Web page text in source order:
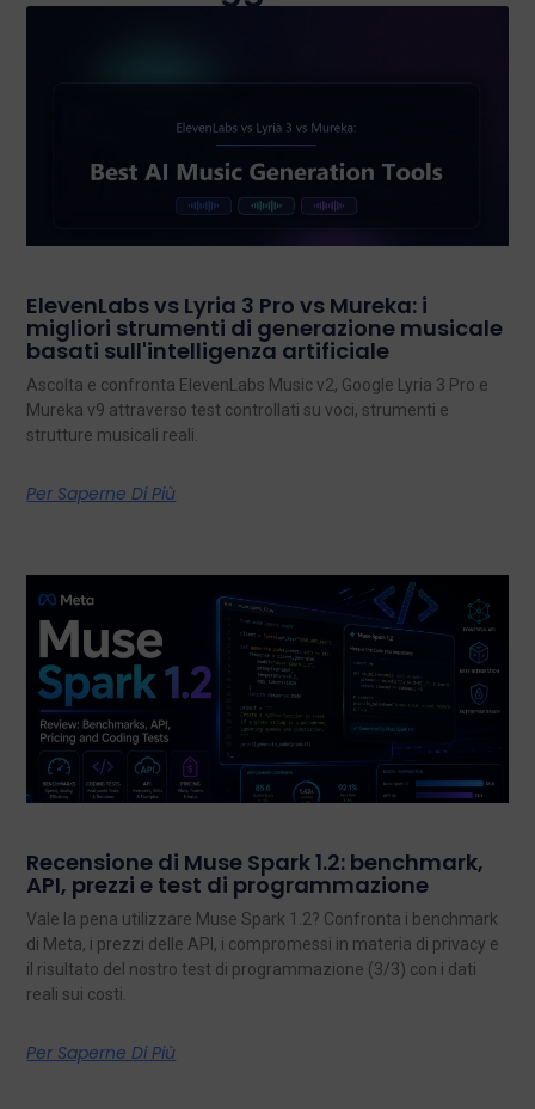
ElevenLabs vs Lyria 3 Pro vs Mureka: i
migliori strumenti di generazione musicale
basati sull'intelligenza artificiale
Ascolta e confronta ElevenLabs Music v2, Google Lyria 3 Pro e
Mureka v9 attraverso test controllati su voci, strumenti e
strutture musicali reali.
Per Saperne Di Più
Recensione di Muse Spark 1.2: benchmark,
API, prezzi e test di programmazione
Vale la pena utilizzare Muse Spark 1.2? Confronta i benchmark
di Meta, i prezzi delle API, i compromessi in materia di privacy e
il risultato del nostro test di programmazione (3/3) con i dati
reali sui costi.
Per Saperne Di Più